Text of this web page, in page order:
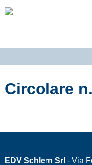
Circolare
EDV Schlern Srl - Via